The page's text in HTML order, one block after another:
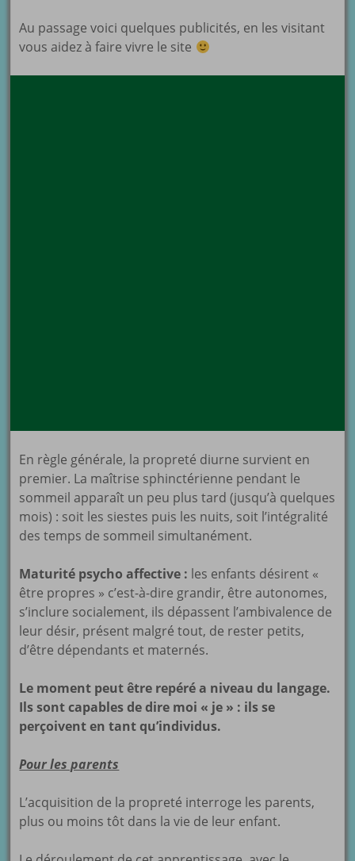
Au passage voici quelques publicités, en les visitant
vous aidez à faire vivre le site
En règle générale, la propreté diurne survient en
premier. La maîtrise sphinctérienne pendant le
sommeil apparaît un peu plus tard (jusqu’à quelques
mois) : soit les siestes puis les nuits, soit l’intégralité
des temps de sommeil simultanément.
Maturité psycho affective : les enfants désirent «
être propres » c’est-à-dire grandir, être autonomes,
s’inclure socialement, ils dépassent l’ambivalence de
leur désir, présent malgré tout, de rester petits,
d’être dépendants et maternés.
Le moment peut être repéré a niveau du langage.
Ils sont capables de dire moi « je » : ils se
perçoivent en tant qu’individus.
Pour les parents
L’acquisition de la propreté interroge les parents,
plus ou moins tôt dans la vie de leur enfant.